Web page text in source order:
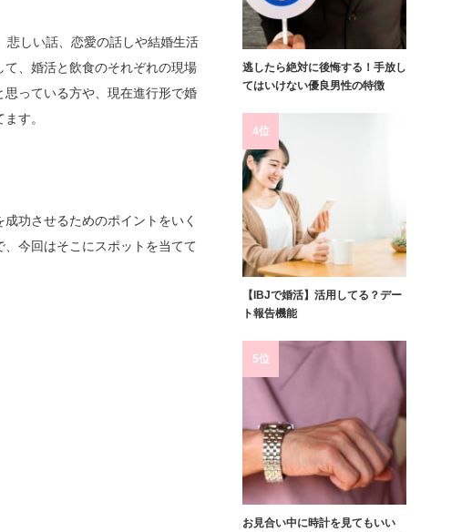
悲しい話、恋愛の話しや結婚生活
、婚活と飲食のそれぞれの現場
っている方や、現在進行形で婚
す。
功させるためのポイントをいく
今回はそこにスポットを当てて
逃したら絶対に後悔する！手放し
てはいけない優良男性の特徴
4位
【IBJで婚活】活用してる？デー
ト報告機能
5位
お見合い中に時計を見てもいい